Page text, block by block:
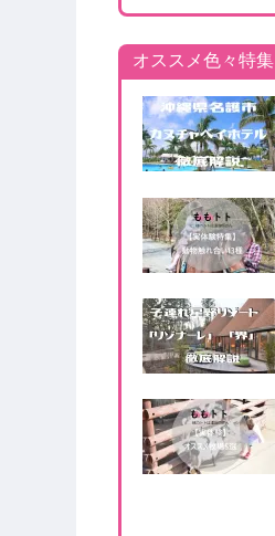
オススメ色々特集